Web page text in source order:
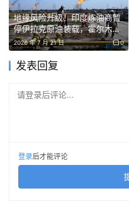
地缘风险升级！印度炼油商暂
停伊拉克原油装载，霍尔木兹
海峡危机加剧
2026 年 7 月 21 日 0
发表回复
请登录后评论...
登录后才能评论